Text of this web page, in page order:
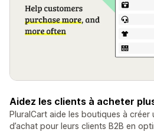
Aidez les clients à acheter
PluralCart aide les boutiques à créer
d’achat pour leurs clients B2B en